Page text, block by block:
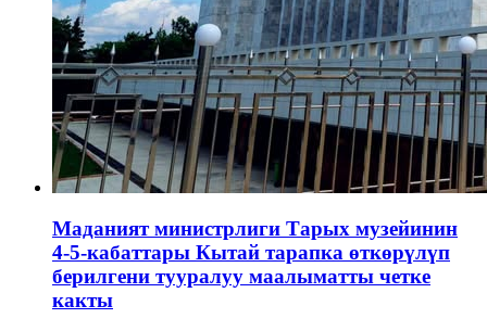
Маданият министрлиги Тарых музейинин
4-5-кабаттары Кытай тарапка өткөрүлүп
берилгени тууралуу маалыматты четке
какты